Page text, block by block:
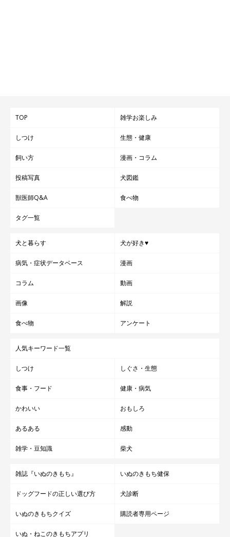
TOP 雑学お楽しみ
しつけ 生態・健康
飼い方 漫画・コラム
投稿写真 犬図鑑
獣医師Q&A 食べ物
タグ一覧
犬と暮らす 犬が好き♥
病気・症状データベース 漫画
コラム 動画
画像 解説
食べ物 アンケート
人気キーワード一覧
しつけ しぐさ・生態
食事・フード 健康・病気
かわいい おもしろ
あるある 感動
雑学・豆知識 柴犬
雑誌『いぬのきもち』 いぬのきもち健保
ドッグフードの正しい選び方 犬診断
いぬのきもちクイズ 購読者専用ページ
いぬ・ねこのきもちアプリ